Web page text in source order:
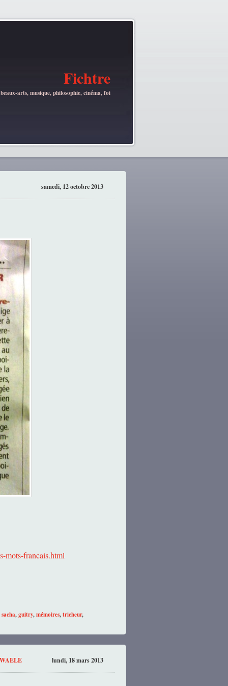
Fichtre
arts, musique, philosophie, cinéma, foi
samedi, 12 octobre 2013
mots-francais.html
sacha,guitry,mémoires,tricheur,
lundi, 18 mars 2013